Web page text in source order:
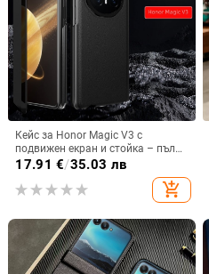
Кейс за Honor Magic V3 с
подвижен екран и стойка – пълна
защита, удароустойчив, против
имитационна кожа, прецизна
17.91 €/35.03 лв
add_shopping_cart